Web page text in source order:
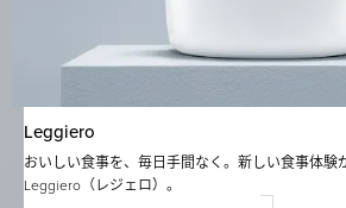
Leggiero
おいしい食事を、毎日手間なく。新しい食事体験
Leggiero（レジェロ）。